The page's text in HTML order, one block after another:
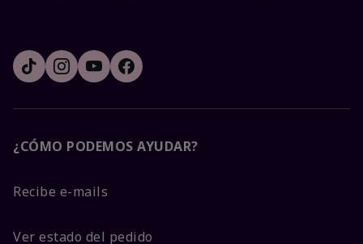
¿CÓMO PODEMOS AYUDAR?
Recibe e-mails
Ver estado del pedido